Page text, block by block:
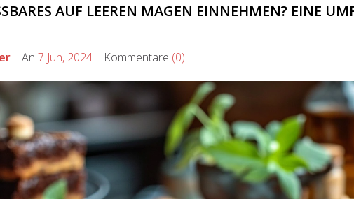
AUF LEEREN MAGEN EINNEHMEN? EINE
An 7 Jun, 2024 Kommentare (0)